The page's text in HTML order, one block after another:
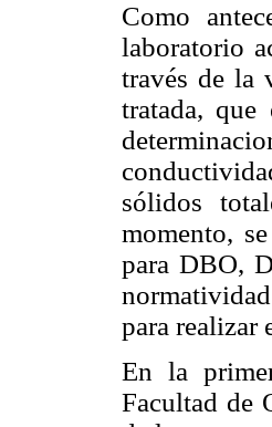
Como
laboratorio
través de la
tratada,
sólidos
momento,
para DBO,
para realizar
En la
Facultad de